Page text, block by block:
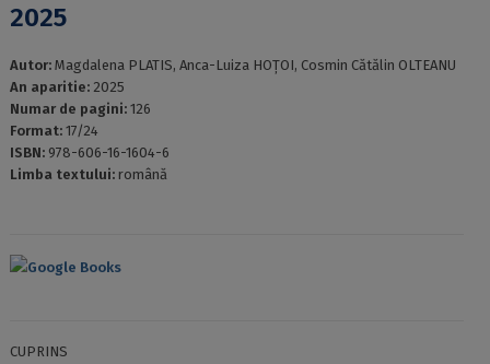
2025
Autor: Magdalena PLATIS, Anca-Luiza HOȚOI, Cosmin Cătălin OLTEANU
An aparitie: 2025
Numar de pagini: 126
Format: 17/24
ISBN: 978-606-16-1604-6
Limba textului: română
Google Books
CUPRINS